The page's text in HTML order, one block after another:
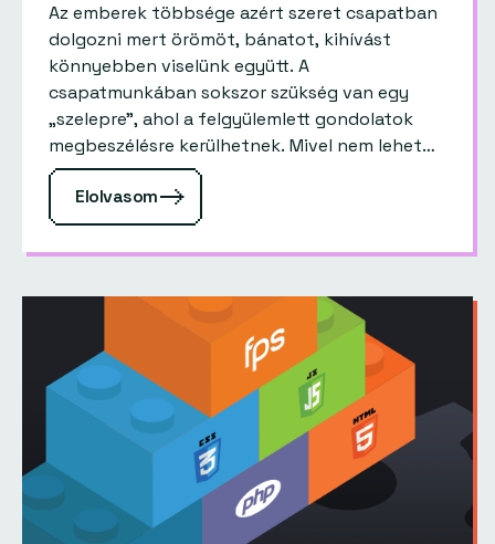
Az emberek többsége azért szeret csapatban
dolgozni mert örömöt, bánatot, kihívást
könnyebben viselünk együtt. A
csapatmunkában sokszor szükség van egy
„szelepre”, ahol a felgyülemlett gondolatok
megbeszélésre kerülhetnek. Mivel nem lehet
mindig csapatépítő jellegű sörözésekre járni,
sokszor formálisabb módját kell, hogy
válasszuk: retrospective-eket tartunk.…
Elolvasom